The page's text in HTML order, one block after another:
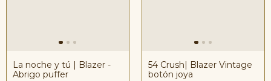
La noche y tú | Blazer -
Abrigo puffer
54 Crush| Blazer Vintage
botón joya